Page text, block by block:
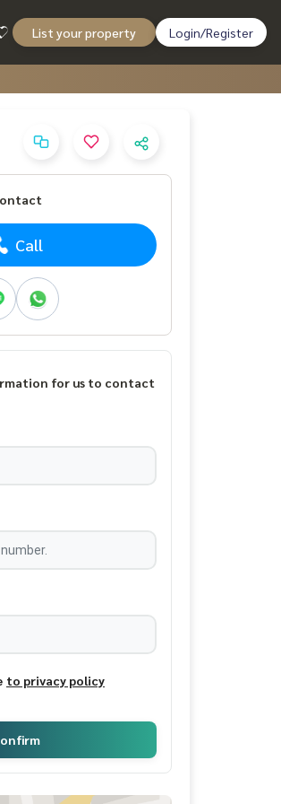
List your property Login/Register
Call
for us to contact
to privacy policy